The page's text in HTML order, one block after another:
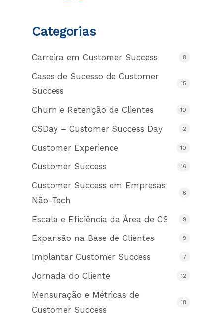
Categorias
Carreira em Customer Success 8
Cases de Sucesso de Customer
Success
15
Churn e Retenção de Clientes 10
CSDay – Customer Success Day 2
Customer Experience 10
Customer Success 16
Customer Success em Empresas
Não-Tech
6
Escala e Eficiência da Área de CS 9
Expansão na Base de Clientes 9
Implantar Customer Success 7
Jornada do Cliente 12
Mensuração e Métricas de
Customer Success
18